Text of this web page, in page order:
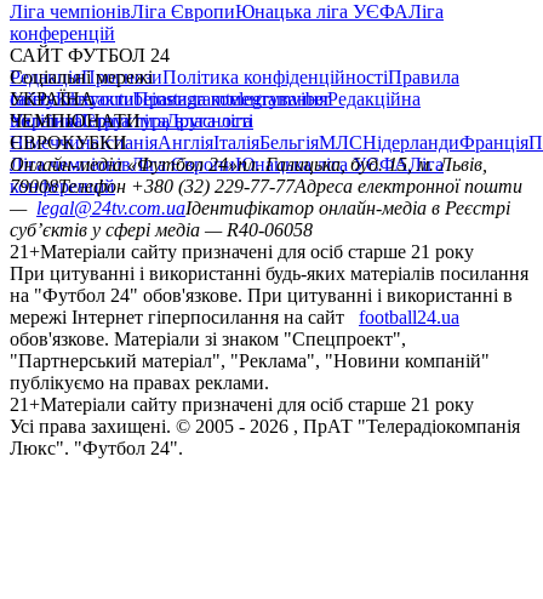
Ліга чемпіонівЛіга ЄвропиЮнацька ліга УЄФАЛіга
конференцій
САЙТ ФУТБОЛ 24
РедакціяПрогнозиПолітика конфіденційностіПравила
сайтуКонтактиПравила коментуванняРедакційна
політикаСтруктура власності
Соціальні мережі
facebookxyoutubeinstagramtelegramviber
УКРАЇНА
УкраїнаПерша лігаДруга ліга
ЧЕМПІОНАТИ
НімеччинаІспаніяАнгліяІталіяБельгіяМЛСНідерландиФранція
ЄВРОКУБКИ
Ліга чемпіонівЛіга ЄвропиЮнацька ліга УЄФАЛіга
конференцій
Онлайн-медіа «Футбол 24»пл. Галицька, буд. 15, м. Львів,
79008Телефон +380 (32) 229-77-77Адреса електронної пошти
— legal@24tv.com.uaІдентифікатор онлайн-медіа в Реєстрі
суб’єктів у сфері медіа — R40-06058
21+Матеріали сайту призначені для осіб старше 21 року
При цитуванні і використанні будь-яких матеріалів посилання
на "Футбол 24" обов'язкове. При цитуванні і використанні в
мережі Інтернет гіперпосилання на сайт
football24.ua
обов'язкове. Матеріали зі знаком "Спецпроект",
"Партнерський матеріал", "Реклама", "Новини компаній"
публікуємо на правах реклами.
21+Матеріали сайту призначені для осіб старше 21 року
Усi права захищенi. © 2005 - 2026 , ПрАТ "Телерадіокомпанія
Люкс". "Футбол 24".